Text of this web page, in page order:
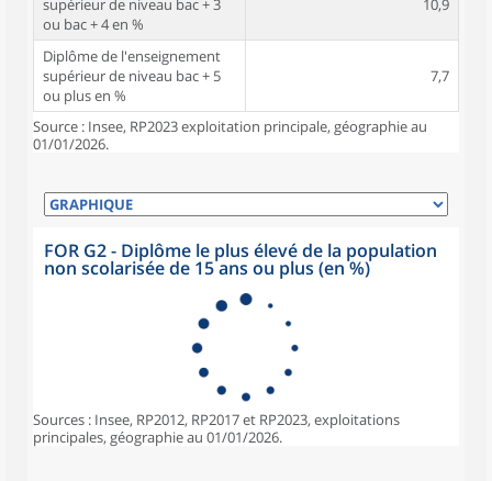
supérieur de niveau bac + 3
ou bac + 4 en %
10,9
Diplôme de l'enseignement
supérieur de niveau bac + 5
ou plus en %
7,7
Source : Insee, RP2023 exploitation principale, géographie au
01/01/2026.
FOR G2 - Diplôme le plus élevé de la population
non scolarisée de 15 ans ou plus (en %)
Sources : Insee, RP2012, RP2017 et RP2023, exploitations
principales, géographie au 01/01/2026.